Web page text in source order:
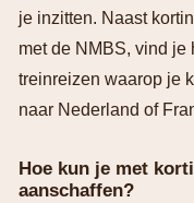
je inzitten. Naast
met de NMBS, vind
treinreizen waarop je
naar Nederland of
Hoe kun je met
aanschaffen?